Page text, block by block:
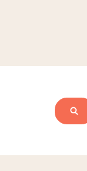
un code postal